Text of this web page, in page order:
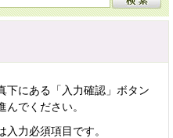
下にある「入力確認」ボタン
でください。
入力必須項目です。